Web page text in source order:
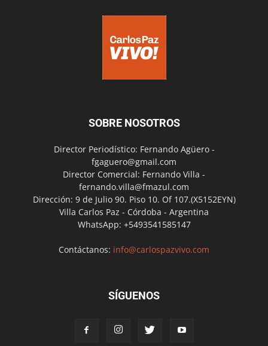
SOBRE NOSOTROS
Director Periodístico: Fernando Agüero -
fgaguero@gmail.com
Director Comercial: Fernando Villa -
fernando.villa@fmazul.com
Dirección: 9 de Julio 90. Piso 10. Of 107.(X5152EYN)
Villa Carlos Paz - Córdoba - Argentina
WhatsApp: +5493541585147
Contáctanos: info@carlospazvivo.com
SÍGUENOS